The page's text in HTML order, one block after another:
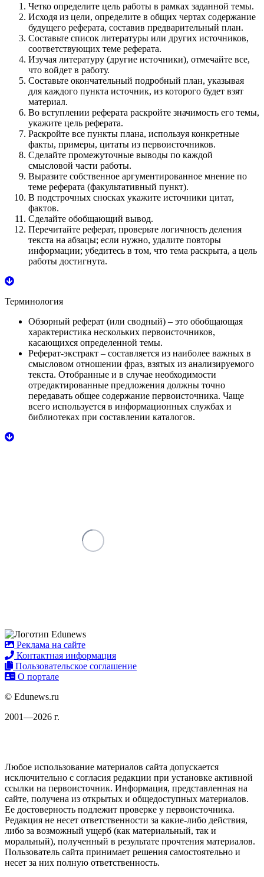
Четко определите цель работы в рамках заданной темы.
Исходя из цели, определите в общих чертах содержание
будущего реферата, составив предварительный план.
Составьте список литературы или других источников,
соответствующих теме реферата.
Изучая литературу (другие источники), отмечайте все,
что войдет в работу.
Составьте окончательный подробный план, указывая
для каждого пункта источник, из которого будет взят
материал.
Во вступлении реферата раскройте значимость его темы,
укажите цель реферата.
Раскройте все пункты плана, используя конкретные
факты, примеры, цитаты из первоисточников.
Сделайте промежуточные выводы по каждой
смысловой части работы.
Выразите собственное аргументированное мнение по
теме реферата (факультативный пункт).
В подстрочных сносках укажите источники цитат,
фактов.
Сделайте обобщающий вывод.
Перечитайте реферат, проверьте логичность деления
текста на абзацы; если нужно, удалите повторы
информации; убедитесь в том, что тема раскрыта, а цель
работы достигнута.
Терминология
Обзорный реферат (или сводный) – это обобщающая
характеристика нескольких первоисточников,
касающихся определенной темы.
Реферат-экстракт – составляется из наиболее важных в
смысловом отношении фраз, взятых из анализируемого
текста. Отобранные и в случае необходимости
отредактированные предложения должны точно
передавать общее содержание первоисточника. Чаще
всего используется в информационных службах и
библиотеках при составлении каталогов.
Реклама на сайте
Контактная информация
Пользовательское соглашение
О портале
© Edunews.ru
2001—2026 г.
Любое использование материалов сайта допускается
исключительно с согласия редакции при установке активной
ссылки на первоисточник. Информация, представленная на
сайте, получена из открытых и общедоступных материалов.
Ее достоверность подлежит проверке у первоисточника.
Редакция не несет ответственности за какие-либо действия,
либо за возможный ущерб (как материальный, так и
моральный), полученный в результате прочтения материалов.
Пользователь сайта принимает решения самостоятельно и
несет за них полную ответственность.